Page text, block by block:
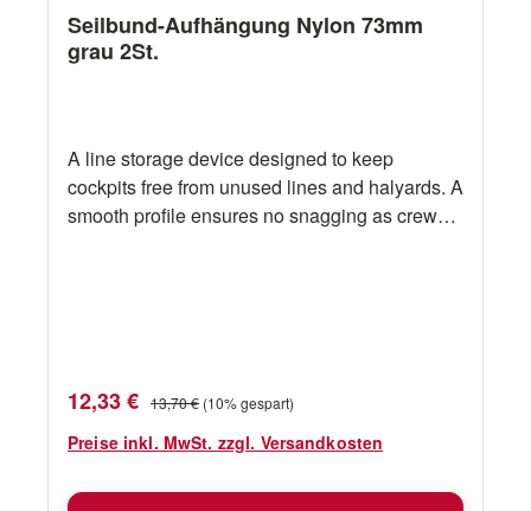
Seilbund-Aufhängung Nylon 73mm
grau 2St.
A line storage device designed to keep
cockpits free from unused lines and halyards. A
smooth profile ensures no snagging as crew
Verkaufspreis:
12,33 € Regulärer Preis:
13,70 € (10% gespart)
Preise inkl. MwSt. zzgl. Versandkosten